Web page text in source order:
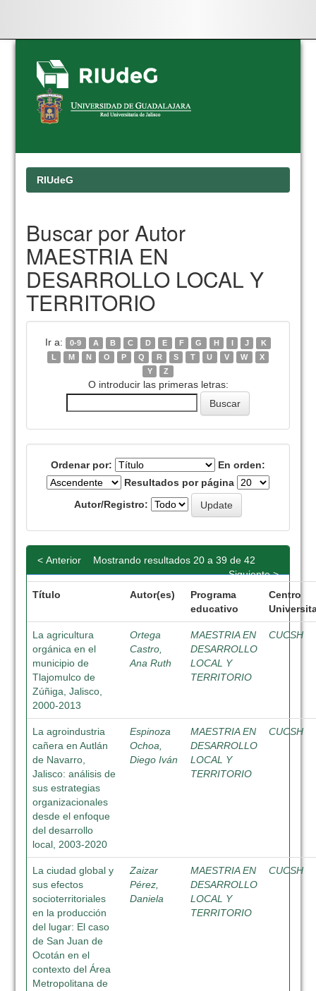
Skip
navigation
RIUdeG
Buscar por Autor
MAESTRIA EN
DESARROLLO LOCAL Y
TERRITORIO
Ir a: 0-9 A B C D E F G H I J
K
L
M N O P Q R S T U V W
X
Y
Z
O introducir las primeras letras:
Ordenar por:
En orden:
Resultados por página
Autor/Registro:
Mostrando resultados 20 a 39 de 42
< Anterior
Siguiente >
Título
Autor(es)
Programa
educativo
Centro
La agricultura
orgánica en el
municipio de
Tlajomulco de
Zúñiga, Jalisco,
2000-2013
Ortega
Castro,
Ana Ruth
MAESTRIA EN
DESARROLLO
LOCAL Y
TERRITORIO
CUCSH
La agroindustria
cañera en Autlán
de Navarro,
Jalisco: análisis de
sus estrategias
organizacionales
desde el enfoque
del desarrollo
local, 2003-2020
Espinoza
Ochoa,
Diego Iván
MAESTRIA EN
DESARROLLO
LOCAL Y
TERRITORIO
CUCSH
La ciudad global y
sus efectos
socioterritoriales
en la producción
del lugar: El caso
de San Juan de
Ocotán en el
contexto del Área
Metropolitana de
Zaizar
Pérez,
Daniela
MAESTRIA EN
DESARROLLO
LOCAL Y
TERRITORIO
CUCSH